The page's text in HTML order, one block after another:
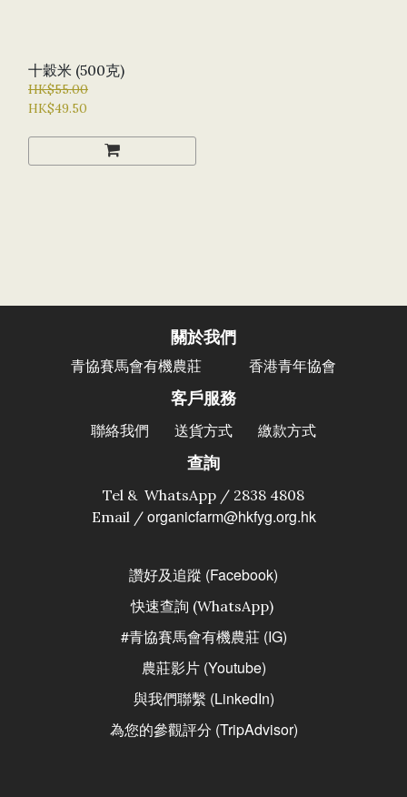
十穀米 (500克)
HK$55.00
HK$49.50
關於我們
青協賽馬會有機農莊
香港青年協會
客戶服務
聯絡我們 送貨方式 繳款方式
查詢
Tel & WhatsApp / 2838 4808
Email / organicfarm@hkfyg.org.hk
讚好及追蹤 (Facebook)
快速查詢 (WhatsApp)
#青協賽馬會有機農莊 (IG)
農莊影片 (Youtube)
與我們聯繫 (LinkedIn)
為您的參觀評分 (TripAdvisor)